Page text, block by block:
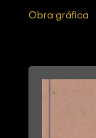
Obra gráfica